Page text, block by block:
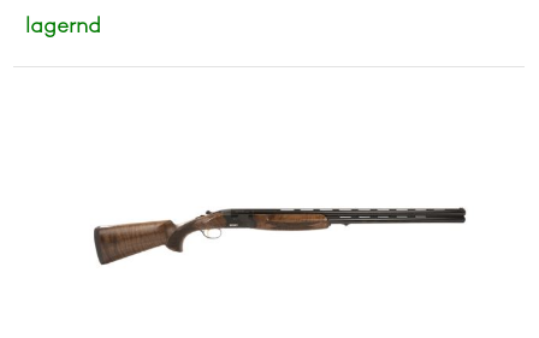
lagernd